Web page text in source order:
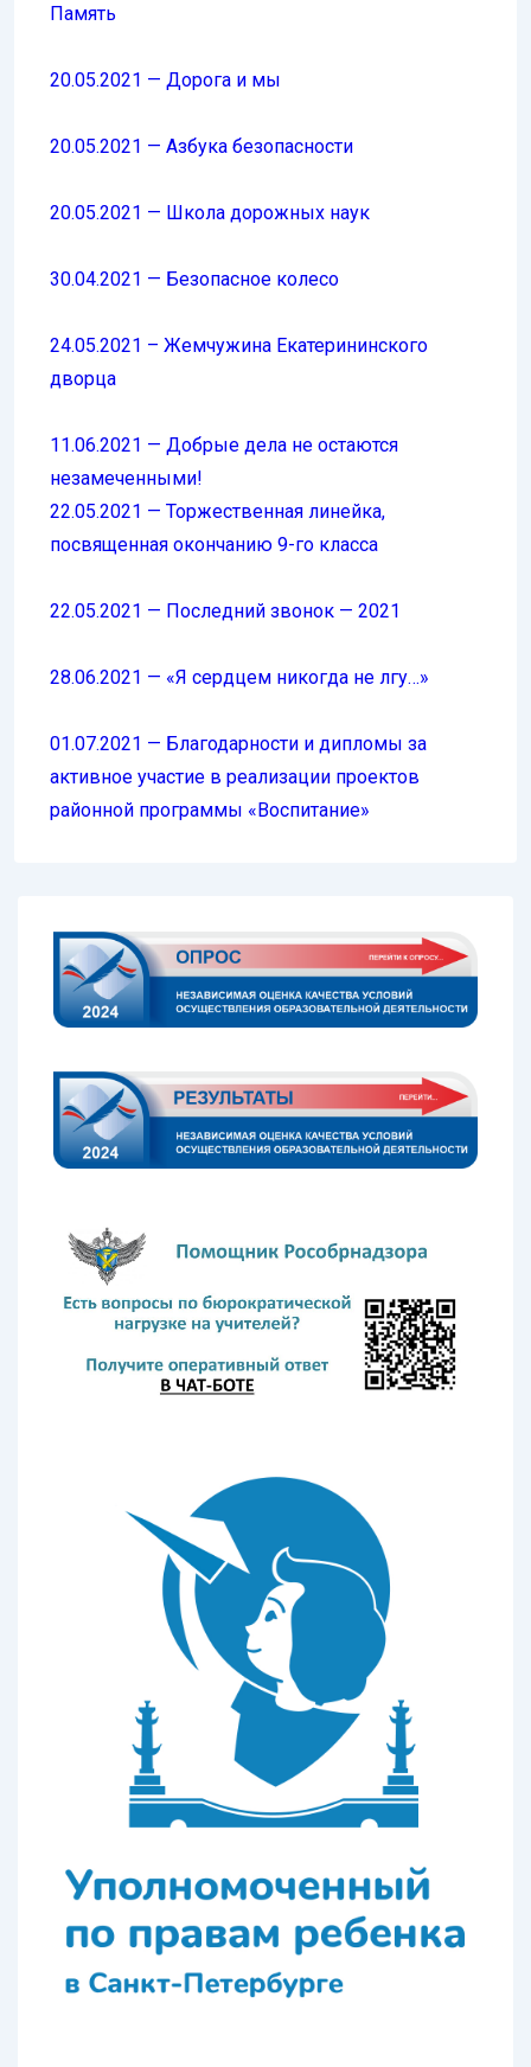
Память
20.05.2021 — Дорога и мы
20.05.2021 — Азбука безопасности
20.05.2021 — Школа дорожных наук
30.04.2021 — Безопасное колесо
24.05.2021 – Жемчужина Екатерининского
дворца
11.06.2021 — Добрые дела не остаются
незамеченными!
22.05.2021 — Торжественная линейка,
посвященная окончанию 9-го класса
22.05.2021 — Последний звонок — 2021
28.06.2021 — «Я сердцем никогда не лгу…»
01.07.2021 — Благодарности и дипломы за
активное участие в реализации проектов
районной программы «Воспитание»